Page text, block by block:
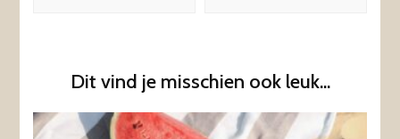
Dit vind je misschien ook leuk...